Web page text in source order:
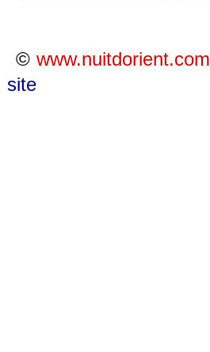
© www.nuitdorient.com
site